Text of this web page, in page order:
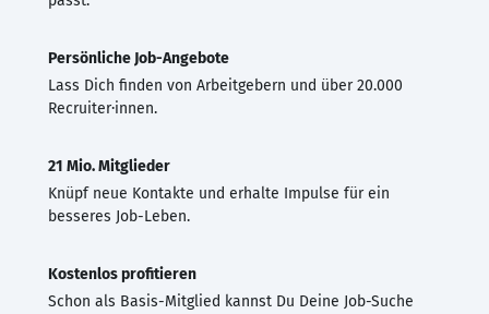
Persönliche Job-Angebote
Lass Dich finden von Arbeitgebern und über 20.000
Recruiter·innen.
21 Mio. Mitglieder
Knüpf neue Kontakte und erhalte Impulse für ein
besseres Job-Leben.
Kostenlos profitieren
Schon als Basis-Mitglied kannst Du Deine Job-Suche